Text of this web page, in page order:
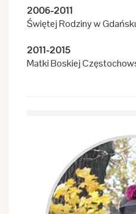
2006-2011
Świętej Rodziny w
2011-2015
Matki Boskiej